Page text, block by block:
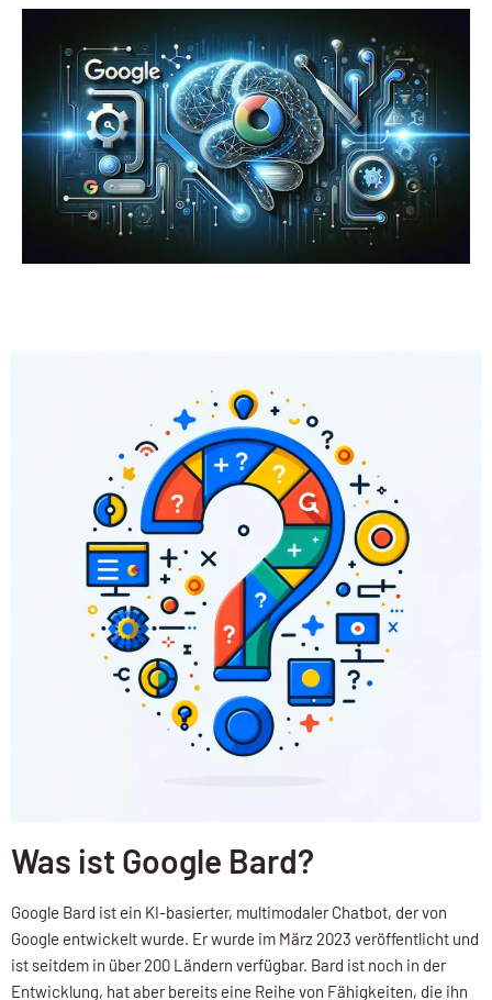
Was ist Google Bard?
Google Bard ist ein KI-basierter, multimodaler Chatbot, der von
Google entwickelt wurde. Er wurde im März 2023 veröffentlicht und
ist seitdem in über 200 Ländern verfügbar. Bard ist noch in der
Entwicklung, hat aber bereits eine Reihe von Fähigkeiten, die ihn